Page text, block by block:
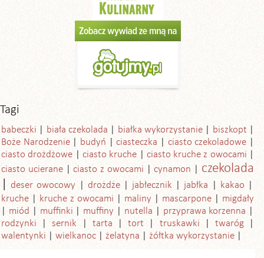
Tagi
babeczki biała czekolada białka wykorzystanie
biszkopt
Boże Narodzenie
budyń ciasteczka
ciasto czekoladowe
ciasto drożdżowe
ciasto kruche
ciasto kruche z owocami
ciasto ucierane
ciasto z owocami cynamon czekolada
deser owocowy drożdże jabłecznik jabłka
kakao
kruche
kruche z owocami maliny mascarpone
migdały
miód
muffinki muffiny nutella
przyprawa korzenna
rodzynki
sernik tarta tort truskawki
twaróg
walentynki
wielkanoc żelatyna żółtka wykorzystanie